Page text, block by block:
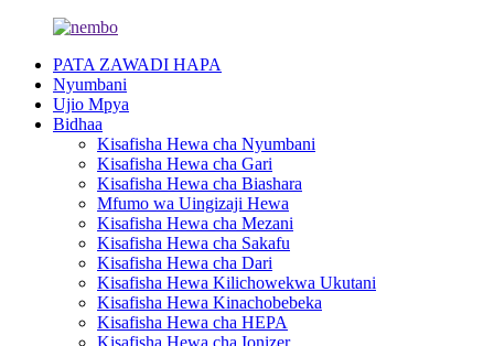
PATA ZAWADI HAPA
Nyumbani
Ujio Mpya
Bidhaa
Kisafisha Hewa cha Nyumbani
Kisafisha Hewa cha Gari
Kisafisha Hewa cha Biashara
Mfumo wa Uingizaji Hewa
Kisafisha Hewa cha Mezani
Kisafisha Hewa cha Sakafu
Kisafisha Hewa cha Dari
Kisafisha Hewa Kilichowekwa Ukutani
Kisafisha Hewa Kinachobebeka
Kisafisha Hewa cha HEPA
Kisafisha Hewa cha Ionizer